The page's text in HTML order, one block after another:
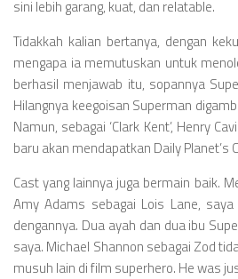
sini lebih garang, kuat, dan relatable.
Tidakkah kalian bertanya, dengan
mengapa ia memutuskan untuk
berhasil menjawab itu, sopannya
Hilangnya keegoisan Superman
Namun, sebagai ‘Clark Kent’, Henry
baru akan mendapatkan Daily Planet’s
Cast yang lainnya juga bermain baik.
Amy Adams sebagai Lois Lane,
dengannya. Dua ayah dan dua ibu
saya. Michael Shannon sebagai Zod
musuh lain di film superhero. He was